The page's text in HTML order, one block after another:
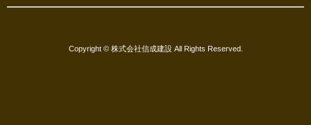
Copyright © 株式会社信成建設 All Rights Reserved.